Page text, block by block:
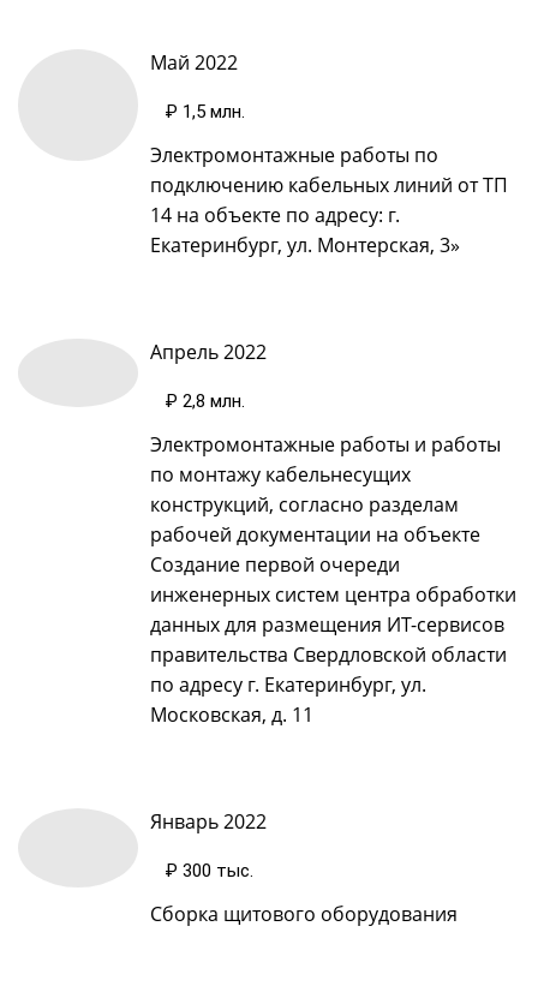
Май 2022
₽ 1,5 млн.
Электромонтажные работы по
подключению кабельных линий от ТП
14 на объекте по адресу: г.
Екатеринбург, ул. Монтерская, 3»
Апрель 2022
₽ 2,8 млн.
Электромонтажные работы и работы
по монтажу кабельнесущих
конструкций, согласно разделам
рабочей документации на объекте
Создание первой очереди
инженерных систем центра обработки
данных для размещения ИТ-сервисов
правительства Свердловской области
по адресу г. Екатеринбург, ул.
Московская, д. 11
Январь 2022
₽ 300 тыс.
Сборка щитового оборудования